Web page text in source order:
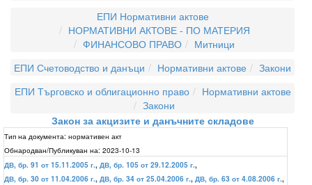
ЕПИ Нормативни актове
НОРМАТИВНИ АКТОВЕ - ПО МАТЕРИЯ
ФИНАНСОВО ПРАВО
Митници
ЕПИ Счетоводство и данъци
Нормативни актове
Закони
ЕПИ Търговско и облигационно право
Нормативни актове
Закони
Закон за акцизите и данъчните складове
Тип на документа: нормативен акт
Обнародван/Публикуван на: 2023-10-13
ДВ, бр. 91 от 15.11.2005 г., ДВ, бр. 105 от 29.12.2005 г.,
ДВ, бр. 30 от 11.04.2006 г., ДВ, бр. 34 от 25.04.2006 г., ДВ, бр. 63 от 4.08.2006 г.,